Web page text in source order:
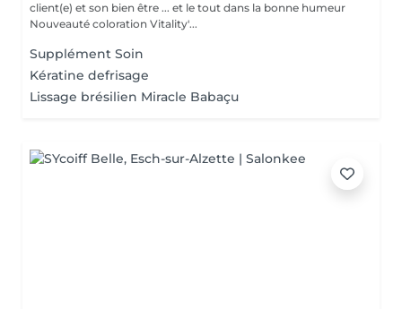
client(e) et son bien être ... et le tout dans la bonne humeur
Nouveauté coloration Vitality'...
Supplément Soin
Kératine defrisage
Lissage brésilien Miracle Babaçu